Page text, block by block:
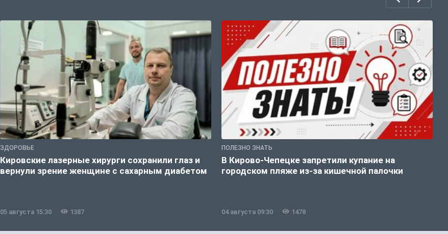
ЗДОРОВЬЕ
Кировские лазерные хирурги сохранили глаз и
вернули зрение женщине с сахарным диабетом
05 августа 15:30 1387
ПОЛЕЗНО ЗНАТЬ
В Кирово-Чепецке запретили купание на
городском пляже из-за кишечной палочки
04 августа 09:30 1478